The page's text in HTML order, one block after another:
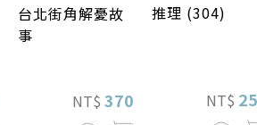
台北街角解憂故
事
NT$ 370
推理 (304)
NT$